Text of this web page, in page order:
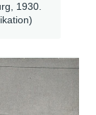
1930.